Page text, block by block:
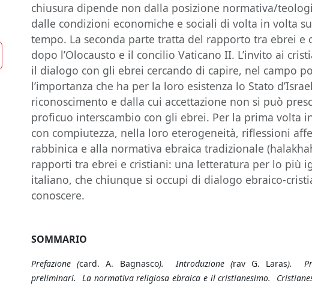
chiusura dipende non dalla posizione normativa/
dalle condizioni economiche e sociali di volta in volta
tempo. La seconda parte tratta del rapporto tra ebrei e
dopo l’Olocausto e il concilio Vaticano II. L’invito ai
il dialogo con gli ebrei cercando di capire, nel campo
l’importanza che ha per la loro esistenza lo Stato
riconoscimento e dalla cui accettazione non si può
proficuo interscambio con gli ebrei. Per la prima volta
con compiutezza, nella loro eterogeneità, riflessioni
rabbinica e alla normativa ebraica tradizionale
rapporti tra ebrei e cristiani: una letteratura per lo più
italiano, che chiunque si occupi di dialogo ebraico-
conoscere.
SOMMARIO
Prefazione (card. A. Bagnasco). Introduzione (rav G. Laras).
preliminari. La normativa religiosa ebraica e il cristianesimo.